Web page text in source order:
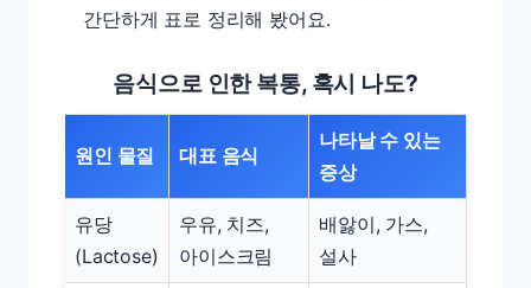
간단하게 표로 정리해 봤어요.
음식으로 인한 복통, 혹시 나도?
원인 물질 대표 음식
나타날 수 있는
증상
유당
(Lactose)
우유, 치즈,
아이스크림
배앓이, 가스,
설사